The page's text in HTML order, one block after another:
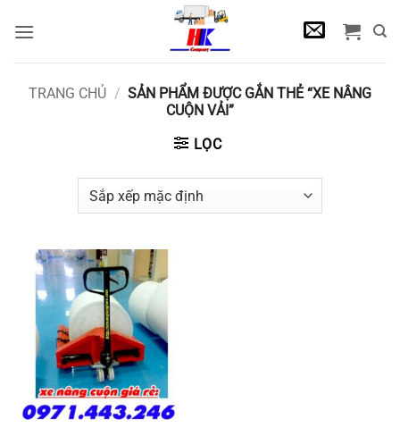
qua
TRANG CHỦ / SẢN PHẨM ĐƯỢC GẮN THẺ “XE NÂNG
CUỘN VẢI”
LỌC